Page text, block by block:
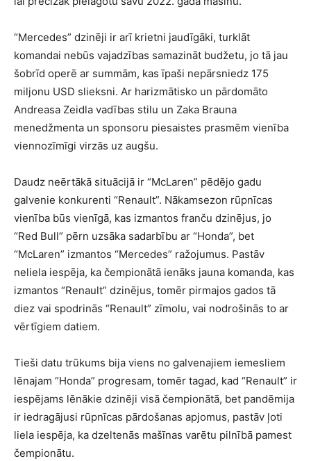
“Mercedes” dzinēji ir arī krietni jaudīgāki, turklāt
komandai nebūs vajadzības samazināt budžetu, jo tā jau
šobrīd operē ar summām, kas īpaši nepārsniedz 175
miljonu USD slieksni. Ar harizmātisko un pārdomāto
Andreasa Zeidla vadības stilu un Zaka Brauna
menedžmenta un sponsoru piesaistes prasmēm vienība
viennozīmīgi virzās uz augšu.
Daudz neērtākā situācijā ir “McLaren” pēdējo gadu
galvenie konkurenti “Renault”. Nākamsezon rūpnīcas
vienība būs vienīgā, kas izmantos franču dzinējus, jo
“Red Bull” pērn uzsāka sadarbību ar “Honda”, bet
“McLaren” izmantos “Mercedes” ražojumus. Pastāv
neliela iespēja, ka čempionātā ienāks jauna komanda, kas
izmantos “Renault” dzinējus, tomēr pirmajos gados tā
diez vai spodrinās “Renault” zīmolu, vai nodrošinās to ar
vērtīgiem datiem.
Tieši datu trūkums bija viens no galvenajiem iemesliem
lēnajam “Honda” progresam, tomēr tagad, kad “Renault” ir
iespējams lēnākie dzinēji visā čempionātā, bet pandēmija
ir iedragājusi rūpnīcas pārdošanas apjomus, pastāv ļoti
liela iespēja, ka dzeltenās mašīnas varētu pilnībā pamest
čempionātu.